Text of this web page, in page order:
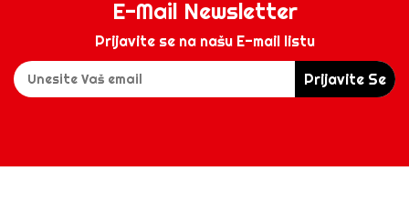
E-Mail Newsletter
Prijavite se na našu E-mail listu
Prijavite Se